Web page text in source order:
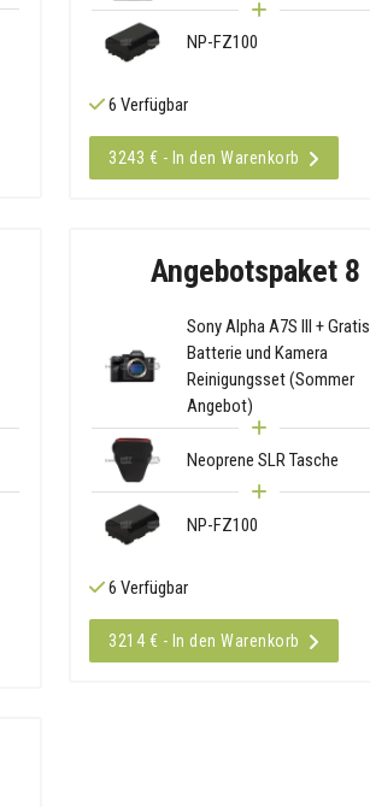
NP-FZ100
6 Verfügbar
3243 € - In den Warenkorb
Angebotspaket 8
Sony Alpha A7S III + Gratis
Batterie und Kamera
Reinigungsset (Sommer
Angebot)
Neoprene SLR Tasche
NP-FZ100
6 Verfügbar
3214 € - In den Warenkorb